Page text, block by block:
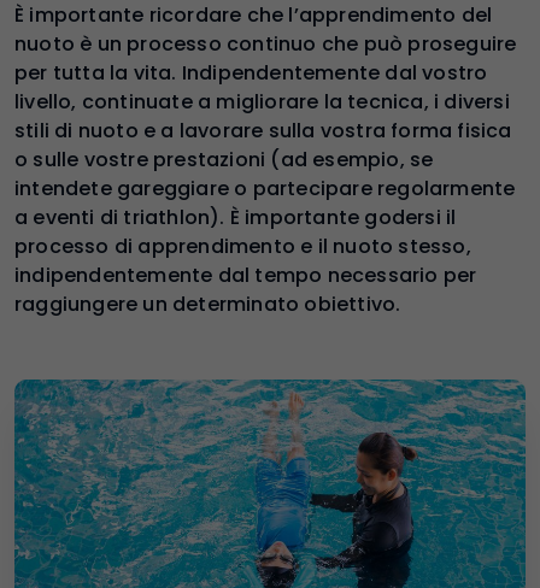
È importante ricordare che l’apprendimento del
nuoto è un processo continuo che può proseguire
per tutta la vita. Indipendentemente dal vostro
livello, continuate a migliorare la tecnica, i diversi
stili di nuoto e a lavorare sulla vostra forma fisica
o sulle vostre prestazioni (ad esempio, se
intendete gareggiare o partecipare regolarmente
a eventi di triathlon). È importante godersi il
processo di apprendimento e il nuoto stesso,
indipendentemente dal tempo necessario per
raggiungere un determinato obiettivo.